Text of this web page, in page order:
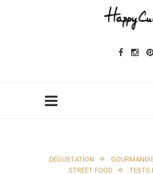
DÉGUSTATION
STREET FOOD
TESTS